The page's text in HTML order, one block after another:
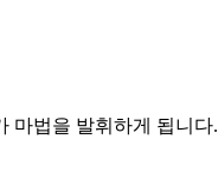
마법을 발휘하게 됩니다.